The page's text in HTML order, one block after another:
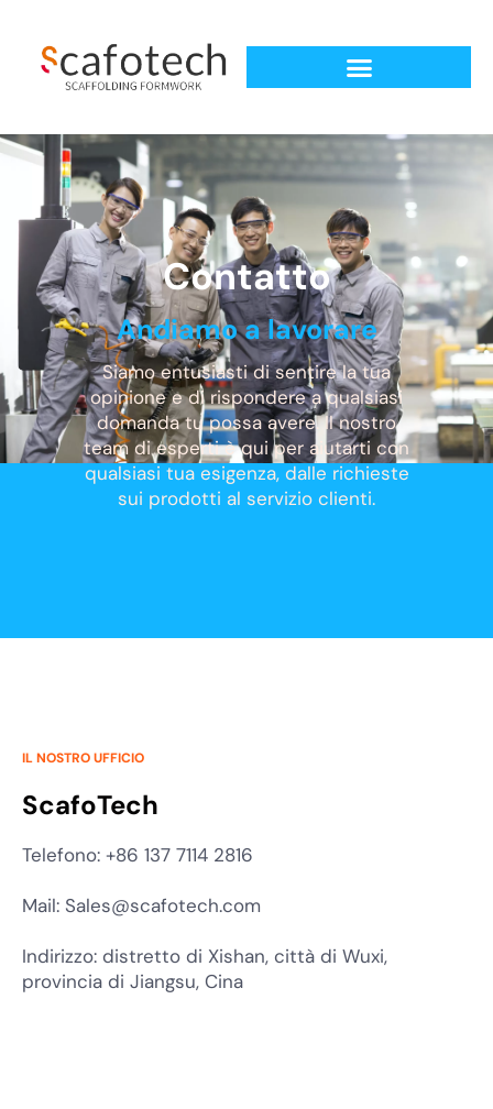
Contatto
Andiamo a lavorare
Siamo entusiasti di sentire la tua
opinione e di rispondere a qualsiasi
domanda tu possa avere. Il nostro
team di esperti è qui per aiutarti con
qualsiasi tua esigenza, dalle richieste
sui prodotti al servizio clienti.
IL NOSTRO UFFICIO
ScafoTech
Telefono: +86 137 7114 2816
Mail: Sales@scafotech.com
Indirizzo: distretto di Xishan, città di Wuxi,
provincia di Jiangsu, Cina